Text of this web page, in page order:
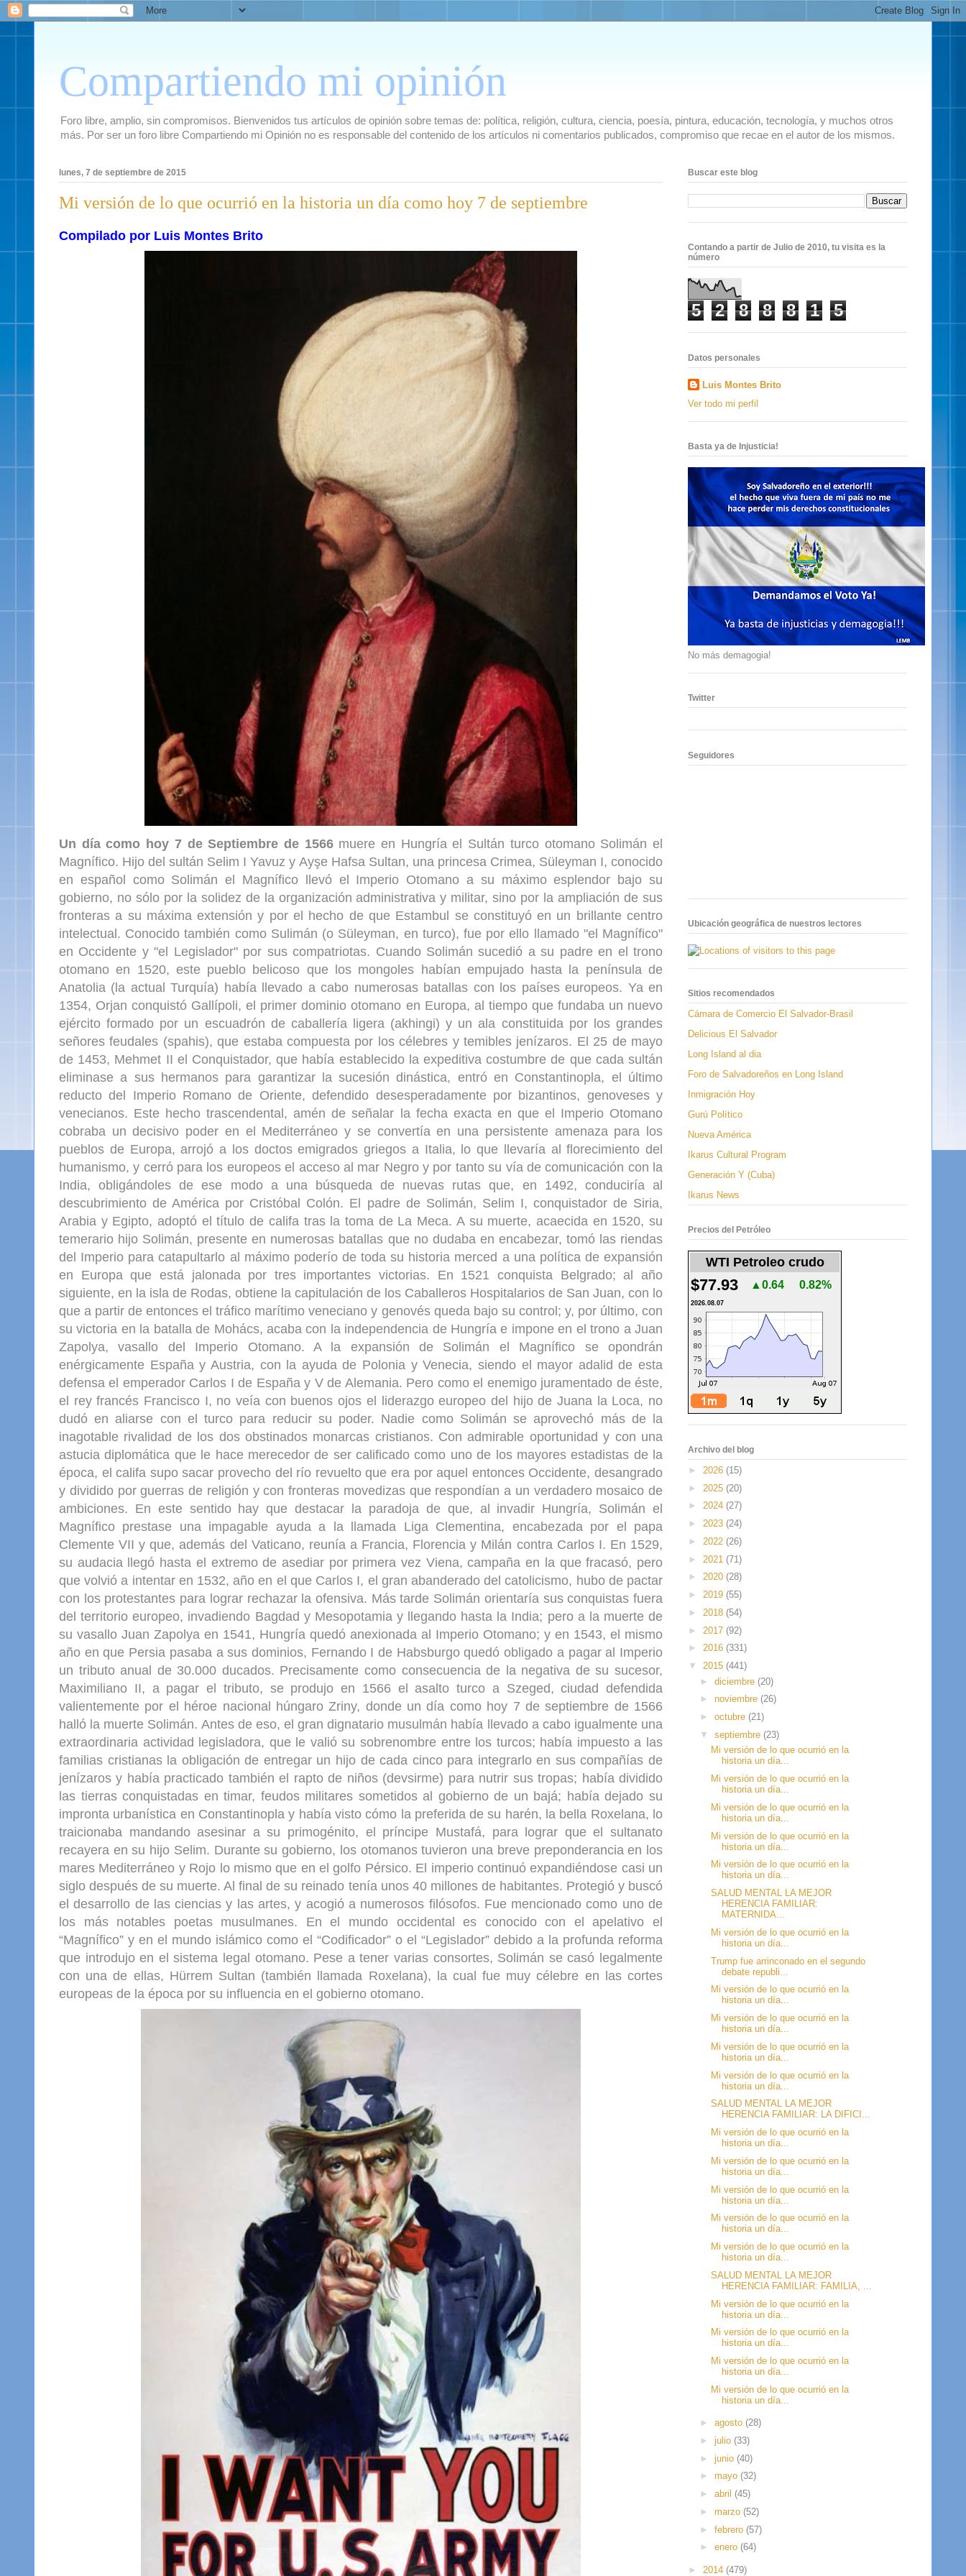
Compartiendo mi opinión
Foro libre, amplio, sin compromisos. Bienvenidos tus artículos de opinión sobre temas de: política, religión, cultura, ciencia, poesía, pintura, educación, tecnología, y muchos otros
más. Por ser un foro libre Compartiendo mi Opinión no es responsable del contenido de los artículos ni comentarios publicados, compromiso que recae en el autor de los mismos.
lunes, 7 de septiembre de 2015
Mi versión de lo que ocurrió en la historia un día como hoy 7 de septiembre
Compilado por Luis Montes Brito
Un día como hoy 7 de Septiembre de 1566muere en Hungría el Sultán turco otomano Solimán el
Magnífico. Hijo del sultán Selim I Yavuz y Ayşe Hafsa Sultan, una princesa Crimea, Süleyman I, conocido
en español como Solimán el Magnífico llevó el Imperio Otomano a su máximo esplendor bajo su
gobierno, no sólo por la solidez de la organización administrativa y militar, sino por la ampliación de sus
fronteras a su máxima extensión y por el hecho de que Estambul se constituyó en un brillante centro
intelectual. Conocido también como Sulimán (o Süleyman, en turco), fue por ello llamado "el Magnífico"
en Occidente y "el Legislador" por sus compatriotas. Cuando Solimán sucedió a su padre en el trono
otomano en 1520, este pueblo belicoso que los mongoles habían empujado hasta la península de
Anatolia (la actual Turquía) había llevado a cabo numerosas batallas con los países europeos. Ya en
1354, Orjan conquistó Gallípoli, el primer dominio otomano en Europa, al tiempo que fundaba un nuevo
ejército formado por un escuadrón de caballería ligera (akhingi) y un ala constituida por los grandes
señores feudales (spahis), que estaba compuesta por los célebres y temibles jenízaros. El 25 de mayo
de 1453, Mehmet II el Conquistador, que había establecido la expeditiva costumbre de que cada sultán
eliminase a sus hermanos para garantizar la sucesión dinástica, entró en Constantinopla, el último
reducto del Imperio Romano de Oriente, defendido desesperadamente por bizantinos, genoveses y
venecianos. Este hecho trascendental, amén de señalar la fecha exacta en que el Imperio Otomano
cobraba un decisivo poder en el Mediterráneo y se convertía en una persistente amenaza para los
pueblos de Europa, arrojó a los doctos emigrados griegos a Italia, lo que llevaría al florecimiento del
humanismo, y cerró para los europeos el acceso al mar Negro y por tanto su vía de comunicación con la
India, obligándoles de ese modo a una búsqueda de nuevas rutas que, en 1492, conduciría al
descubrimiento de América por Cristóbal Colón. El padre de Solimán, Selim I, conquistador de Siria,
Arabia y Egipto, adoptó el título de califa tras la toma de La Meca. A su muerte, acaecida en 1520, su
temerario hijo Solimán, presente en numerosas batallas que no dudaba en encabezar, tomó las riendas
del Imperio para catapultarlo al máximo poderío de toda su historia merced a una política de expansión
en Europa que está jalonada por tres importantes victorias. En 1521 conquista Belgrado; al año
siguiente, en la isla de Rodas, obtiene la capitulación de los Caballeros Hospitalarios de San Juan, con lo
que a partir de entonces el tráfico marítimo veneciano y genovés queda bajo su control; y, por último, con
su victoria en la batalla de Mohács, acaba con la independencia de Hungría e impone en el trono a Juan
Zapolya, vasallo del Imperio Otomano. A la expansión de Solimán el Magnífico se opondrán
enérgicamente España y Austria, con la ayuda de Polonia y Venecia, siendo el mayor adalid de esta
defensa el emperador Carlos I de España y V de Alemania. Pero como el enemigo juramentado de éste,
el rey francés Francisco I, no veía con buenos ojos el liderazgo europeo del hijo de Juana la Loca, no
dudó en aliarse con el turco para reducir su poder. Nadie como Solimán se aprovechó más de la
inagotable rivalidad de los dos obstinados monarcas cristianos. Con admirable oportunidad y con una
astucia diplomática que le hace merecedor de ser calificado como uno de los mayores estadistas de la
época, el califa supo sacar provecho del río revuelto que era por aquel entonces Occidente, desangrado
y dividido por guerras de religión y con fronteras movedizas que respondían a un verdadero mosaico de
ambiciones. En este sentido hay que destacar la paradoja de que, al invadir Hungría, Solimán el
Magnífico prestase una impagable ayuda a la llamada Liga Clementina, encabezada por el papa
Clemente VII y que, además del Vaticano, reunía a Francia, Florencia y Milán contra Carlos I. En 1529,
su audacia llegó hasta el extremo de asediar por primera vez Viena, campaña en la que fracasó, pero
que volvió a intentar en 1532, año en el que Carlos I, el gran abanderado del catolicismo, hubo de pactar
con los protestantes para lograr rechazar la ofensiva. Más tarde Solimán orientaría sus conquistas fuera
del territorio europeo, invadiendo Bagdad y Mesopotamia y llegando hasta la India; pero a la muerte de
su vasallo Juan Zapolya en 1541, Hungría quedó anexionada al Imperio Otomano; y en 1543, el mismo
año en que Persia pasaba a sus dominios, Fernando I de Habsburgo quedó obligado a pagar al Imperio
un tributo anual de 30.000 ducados. Precisamente como consecuencia de la negativa de su sucesor,
Maximiliano II, a pagar el tributo, se produjo en 1566 el asalto turco a Szeged, ciudad defendida
valientemente por el héroe nacional húngaro Zriny, donde un día como hoy 7 de septiembre de 1566
halló la muerte Solimán. Antes de eso, el gran dignatario musulmán había llevado a cabo igualmente una
extraordinaria actividad legisladora, que le valió su sobrenombre entre los turcos; había impuesto a las
familias cristianas la obligación de entregar un hijo de cada cinco para integrarlo en sus compañías de
jenízaros y había practicado también el rapto de niños (devsirme) para nutrir sus tropas; había dividido
las tierras conquistadas en timar, feudos militares sometidos al gobierno de un bajá; había dejado su
impronta urbanística en Constantinopla y había visto cómo la preferida de su harén, la bella Roxelana, lo
traicionaba mandando asesinar a su primogénito, el príncipe Mustafá, para lograr que el sultanato
recayera en su hijo Selim. Durante su gobierno, los otomanos tuvieron una breve preponderancia en los
mares Mediterráneo y Rojo lo mismo que en el golfo Pérsico. El imperio continuó expandiéndose casi un
siglo después de su muerte. Al final de su reinado tenía unos 40 millones de habitantes. Protegió y buscó
el desarrollo de las ciencias y las artes, y acogió a numerosos filósofos. Fue mencionado como uno de
los más notables poetas musulmanes. En el mundo occidental es conocido con el apelativo el
“Magnífico” y en el mundo islámico como el “Codificador” o el “Legislador” debido a la profunda reforma
que introdujo en el sistema legal otomano. Pese a tener varias consortes, Solimán se casó legalmente
con una de ellas, Hürrem Sultan (también llamada Roxelana), la cual fue muy célebre en las cortes
europeas de la época por su influencia en el gobierno otomano.
Buscar este blog
Contando a partir de Julio de 2010, tu visita es la
número
5 2 8 8 8 1 5
Datos personales
Luis Montes Brito
Ver todo mi perfil
Basta ya de Injusticia!
No más demagogia!
Twitter
Seguidores
Ubicación geográfica de nuestros lectores
Sitios recomendados
Cámara de Comercio El Salvador-Brasil
Delicious El Salvador
Long Island al dia
Foro de Salvadoreños en Long Island
Inmigración Hoy
Gurú Político
Nueva América
Ikarus Cultural Program
Generación Y (Cuba)
Ikarus News
Precios del Petróleo
WTI Petroleo crudo
$77.93 ▲0.64 0.82%
2026.08.07
Archivo del blog
► 2026 (15)
► 2025 (20)
► 2024 (27)
► 2023 (24)
► 2022 (26)
► 2021 (71)
► 2020 (28)
► 2019 (55)
► 2018 (54)
► 2017 (92)
► 2016 (331)
▼ 2015 (441)
► diciembre (20)
► noviembre (26)
► octubre (21)
▼ septiembre (23)
Mi versión de lo que ocurrió en la
historia un día...
Mi versión de lo que ocurrió en la
historia un día...
Mi versión de lo que ocurrió en la
historia un día...
Mi versión de lo que ocurrió en la
historia un día...
Mi versión de lo que ocurrió en la
historia un día...
SALUD MENTAL LA MEJOR
HERENCIA FAMILIAR:
MATERNIDA...
Mi versión de lo que ocurrió en la
historia un día...
Trump fue arrinconado en el segundo
debate republi...
Mi versión de lo que ocurrió en la
historia un día...
Mi versión de lo que ocurrió en la
historia un día...
Mi versión de lo que ocurrió en la
historia un día...
Mi versión de lo que ocurrió en la
historia un día...
SALUD MENTAL LA MEJOR
HERENCIA FAMILIAR: LA DIFICI...
Mi versión de lo que ocurrió en la
historia un día...
Mi versión de lo que ocurrió en la
historia un día...
Mi versión de lo que ocurrió en la
historia un día...
Mi versión de lo que ocurrió en la
historia un día...
Mi versión de lo que ocurrió en la
historia un día...
SALUD MENTAL LA MEJOR
HERENCIA FAMILIAR: FAMILIA, ...
Mi versión de lo que ocurrió en la
historia un día...
Mi versión de lo que ocurrió en la
historia un día...
Mi versión de lo que ocurrió en la
historia un día...
Mi versión de lo que ocurrió en la
historia un día...
► agosto (28)
► julio (33)
► junio (40)
► mayo (32)
► abril (45)
► marzo (52)
► febrero (57)
► enero (64)
► 2014 (479)